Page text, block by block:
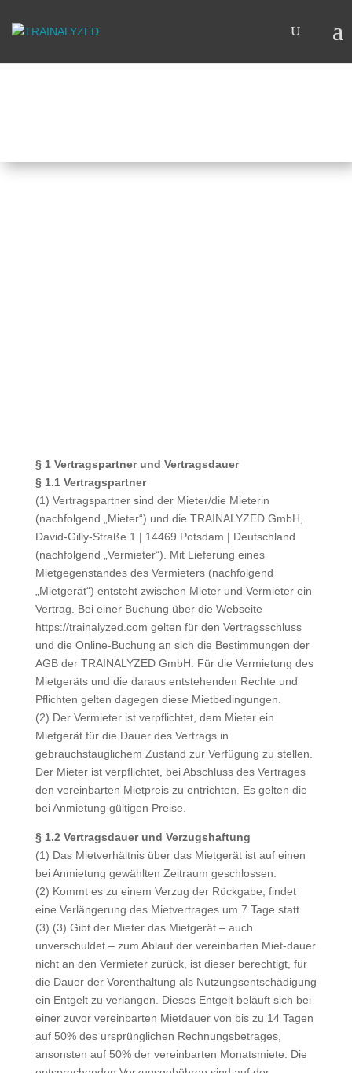
§ 1 Vertragspartner und Vertragsdauer
§ 1.1 Vertragspartner
(1) Vertragspartner sind der Mieter/die Mieterin
(nachfolgend „Mieter“) und die TRAINALYZED GmbH,
David-Gilly-Straße 1 | 14469 Potsdam | Deutschland
(nachfolgend „Vermieter“). Mit Lieferung eines
Mietgegenstandes des Vermieters (nachfolgend
„Mietgerät“) entsteht zwischen Mieter und Vermieter ein
Vertrag. Bei einer Buchung über die Webseite
https://trainalyzed.com gelten für den Vertragsschluss
und die Online-Buchung an sich die Bestimmungen der
AGB der TRAINALYZED GmbH. Für die Vermietung des
Mietgeräts und die daraus entstehenden Rechte und
Pflichten gelten dagegen diese Mietbedingungen.
(2) Der Vermieter ist verpflichtet, dem Mieter ein
Mietgerät für die Dauer des Vertrags in
gebrauchstauglichem Zustand zur Verfügung zu stellen.
Der Mieter ist verpflichtet, bei Abschluss des Vertrages
den vereinbarten Mietpreis zu entrichten. Es gelten die
bei Anmietung gültigen Preise.
§ 1.2 Vertragsdauer und Verzugshaftung
(1) Das Mietverhältnis über das Mietgerät ist auf einen
bei Anmietung gewählten Zeitraum geschlossen.
(2) Kommt es zu einem Verzug der Rückgabe, findet
eine Verlängerung des Mietvertrages um 7 Tage statt.
(3) (3) Gibt der Mieter das Mietgerät – auch
unverschuldet – zum Ablauf der vereinbarten Miet-dauer
nicht an den Vermieter zurück, ist dieser berechtigt, für
die Dauer der Vorenthaltung als Nutzungsentschädigung
ein Entgelt zu verlangen. Dieses Entgelt beläuft sich bei
einer zuvor vereinbarten Mietdauer von bis zu 14 Tagen
auf 50% des ursprünglichen Rechnungsbetrages,
ansonsten auf 50% der vereinbarten Monatsmiete. Die